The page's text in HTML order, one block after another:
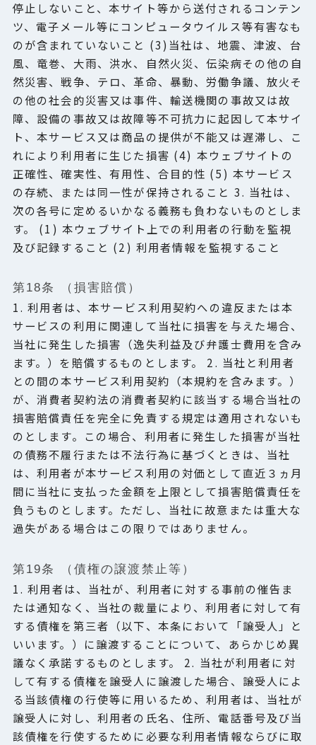
停止しないこと、本サイト等から送付されるコンテン
ツ、電子メール等にコンピュータウイルス等有害なも
のが含まれていないこと (3)当社は、地震、津波、台
風、竜巻、大雨、洪水、自然火災、伝染病その他の自
然災害、戦争、テロ、革命、暴動、労働争議、放火そ
の他の社会的災害又は事件、輸送機関の事故又は故
障、設備の事故又は故障等不可抗力に起因して本サイ
ト、本サービス又は商品の提供が不能又は遅滞し、こ
れにより利用者に生じた損害 (4) 本ウェブサイトの
正確性、確実性、有用性、合目的性 (5) 本サービス
の存続、または同一性が保持されること 3. 当社は、
次の各号に定めるいかなる義務も負わないものとしま
す。 (1) 本ウェブサイト上での利用者の行動を監視
及び記録すること (2) 利用者情報を監視すること
第18条 （損害賠償）
1. 利用者は、本サービス利用契約への違反または本
サービスの利用に関連して当社に損害を与えた場合、
当社に発生した損害（逸失利益及び弁護士費用を含み
ます。）を賠償するものとします。 2. 当社と利用者
との間の本サービス利用契約（本規約を含みます。）
が、消費者契約法の消費者契約に該当する場合当社の
損害賠償責任を完全に免責する規定は適用されないも
のとします。この場合、利用者に発生した損害が当社
の債務不履行または不法行為に基づくときは、当社
は、利用者が本サービス利用の対価として直近３ヵ月
間に当社に支払った金額を上限として損害賠償責任を
負うものとします。ただし、当社に故意または重大な
過失がある場合はこの限りではありません。
第19条 （債権の譲渡禁止等）
1. 利用者は、当社が、利用者に対する事前の催告ま
たは通知なく、当社の裁量により、利用者に対して有
する債権を第三者（以下、本条において「譲受人」と
いいます。）に譲渡することについて、あらかじめ異
議なく承諾するものとします。 2. 当社が利用者に対
して有する債権を譲受人に譲渡した場合、譲受人によ
る当該債権の行使等に用いるため、利用者は、当社が
譲受人に対し、利用者の氏名、住所、電話番号及び当
該債権を行使するために必要な利用者情報ならびに取